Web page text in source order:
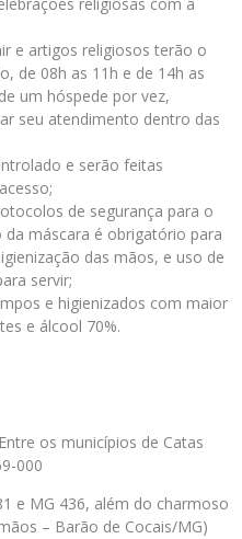
e artigos religiosos terão o
de 08h as 11h e de 14h as
um hóspede por vez,
seu atendimento dentro das
e serão feitas
de segurança para o
máscara é obrigatório para
das mãos, e uso de
servir;
e higienizados com maior
e álcool 70%.
os municípios de Catas
000
e MG 436, além do charmoso
– Barão de Cocais/MG)